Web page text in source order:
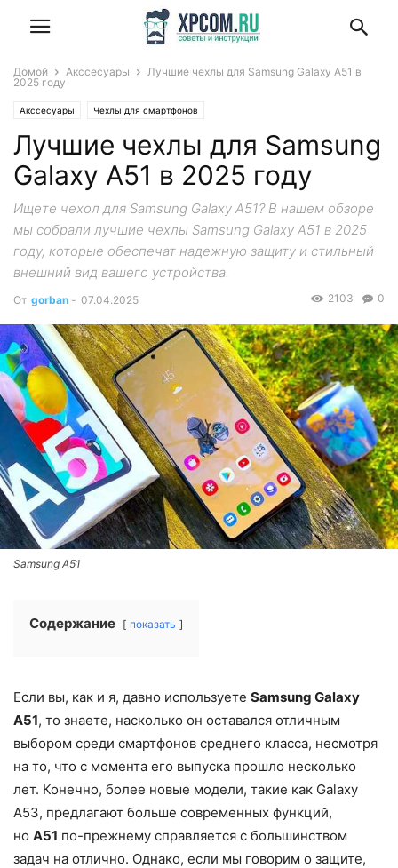
Домой Акссесуары
Лучшие чехлы для Samsung Galaxy A51 в
2025 году
Акссесуары Чехлы для смартфонов
Лучшие чехлы для Samsung
Galaxy A51 в 2025 году
Ищете чехол для Samsung Galaxy A51? В нашем обзоре
мы собрали лучшие чехлы Samsung Galaxy A51 в 2025
году, которые обеспечат надежную защиту и стильный
внешний вид вашего устройства.
От gorban - 07.04.2025 0
2103
Samsung A51
Содержание показать
Если вы, как и я, давно используете Samsung Galaxy
A51, то знаете, насколько он оставался отличным
выбором среди смартфонов среднего класса, несмотря
на то, что с момента его выпуска прошло несколько
лет. Конечно, более новые модели, такие как Galaxy
A53, предлагают больше современных функций,
но A51 по-прежнему справляется с большинством
задач на отлично. Однако, если мы говорим о защите,